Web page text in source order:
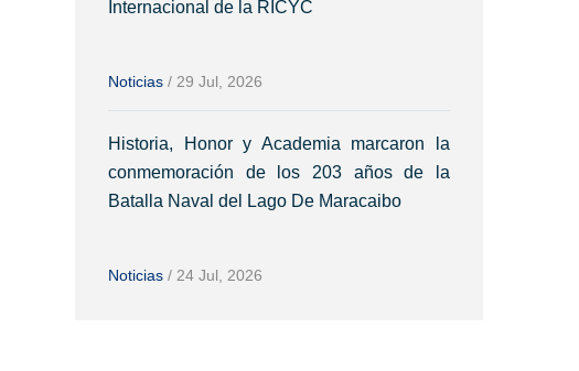
Internacional de la RICYC
Noticias / 29 Jul, 2026
Historia, Honor y Academia marcaron la
conmemoración de los 203 años de la
Batalla Naval del Lago De Maracaibo
Noticias / 24 Jul, 2026